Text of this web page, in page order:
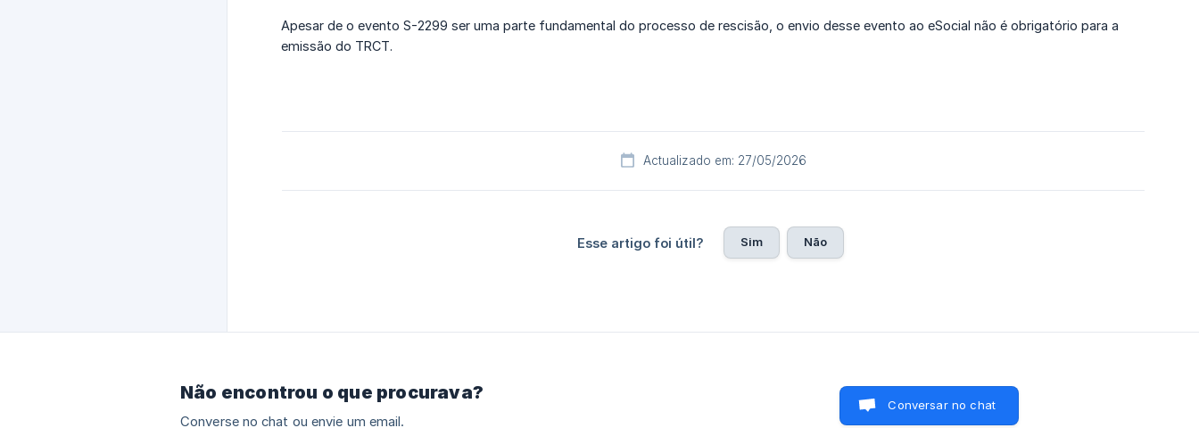
Apesar de o evento S-2299 ser uma parte fundamental do processo de rescisão, o envio desse evento ao eSocial não é obrigatório para a
emissão do TRCT.
Actualizado em: 27/05/2026
Esse artigo foi útil? Sim Não
Não encontrou o que procurava?
Converse no chat ou envie um email.
Conversar no chat